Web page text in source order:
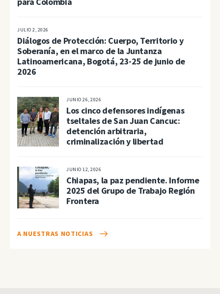
JULIO 2, 2026
Diálogos de Protección: Cuerpo, Territorio y
Soberanía, en el marco de la Juntanza
Latinoamericana, Bogotá, 23-25 de junio de
2026
JUNIO 26, 2026
Los cinco defensores indígenas
tseltales de San Juan Cancuc:
detención arbitraria,
criminalización y libertad
JUNIO 12, 2026
Chiapas, la paz pendiente. Informe
2025 del Grupo de Trabajo Región
Frontera
A NUESTRAS NOTICIAS